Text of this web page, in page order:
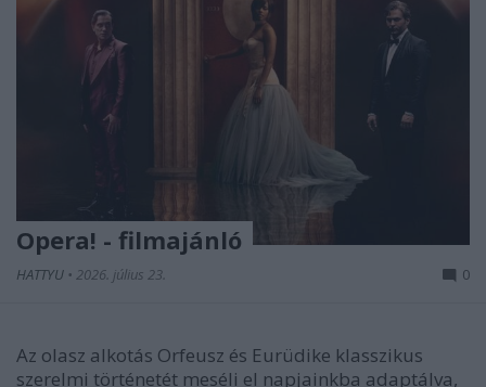
Opera! - filmajánló
HATTYU • 2026. július 23. 0
Az olasz alkotás Orfeusz és Eurüdike klasszikus
szerelmi történetét meséli el napjainkba adaptálva,